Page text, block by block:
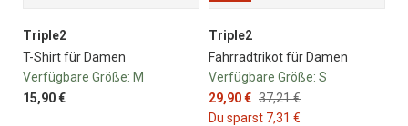
Triple2
T-Shirt für Damen
Verfügbare Größe: M
15,90 €
Triple2
Fahrradtrikot für Damen
Verfügbare Größe: S
29,90 € 37,21 €
Du sparst 7,31 €